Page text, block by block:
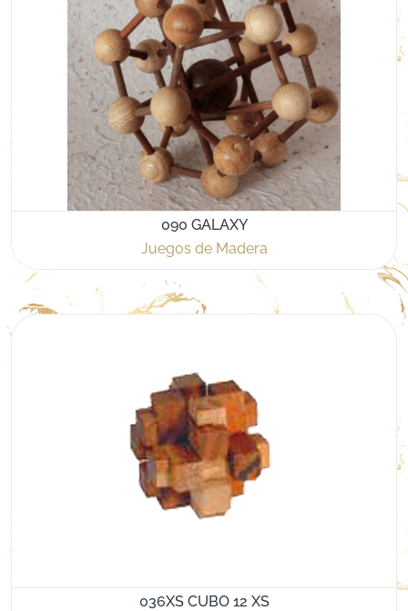
090 GALAXY
Juegos de Madera
036XS CUBO 12 XS